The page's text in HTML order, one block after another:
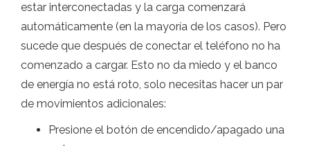
estar interconectadas y la carga comenzará
automáticamente (en la mayoría de los casos). Pero
sucede que después de conectar el teléfono no ha
comenzado a cargar. Esto no da miedo y el banco
de energía no está roto, solo necesitas hacer un par
de movimientos adicionales:
Presione el botón de encendido/apagado una